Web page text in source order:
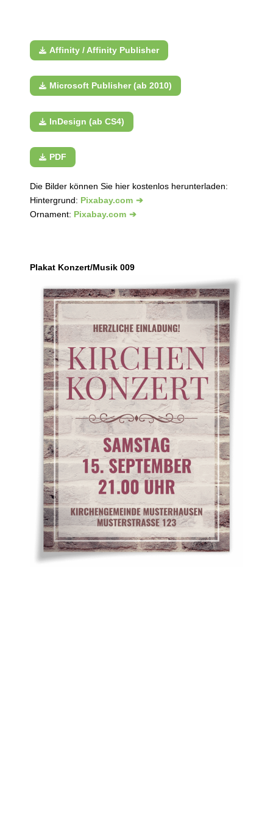
Affinity / Affinity Publisher
Microsoft Publisher (ab 2010)
InDesign (ab CS4)
PDF
Die Bilder können Sie hier kostenlos herunterladen:
Hintergrund: Pixabay.com
Ornament: Pixabay.com
Plakat Konzert/Musik 009